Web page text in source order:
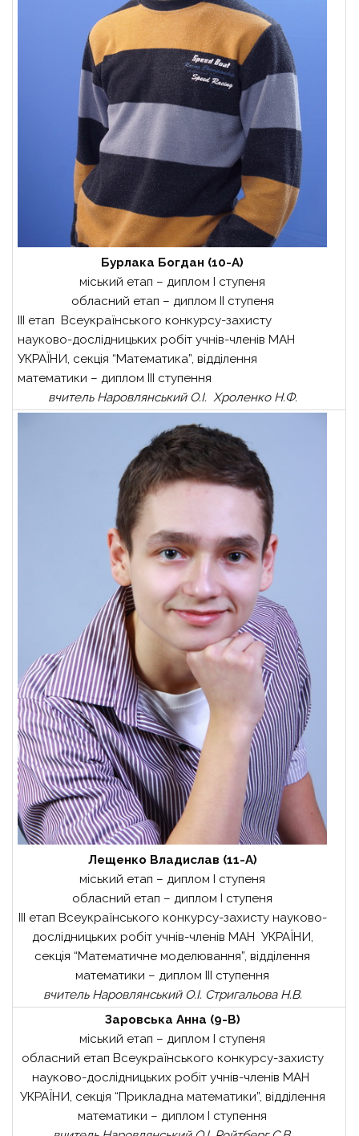
Бурлака Богдан (10-А)
міський етап – диплом І ступеня
обласний етап – диплом ІІ ступеня
ІІІ етап Всеукраїнського конкурсу-захисту
науково-дослідницьких робіт учнів-членів МАН
УКРАЇНИ, секція “Математика”, відділення
математики – диплом ІІІ ступення
вчитель Наровлянський О.І. Хроленко Н.Ф.
Лещенко Владислав (11-А)
міський етап – диплом І ступеня
обласний етап – диплом І ступеня
ІІІ етап Всеукраїнського конкурсу-захисту науково-
дослідницьких робіт учнів-членів МАН УКРАЇНИ,
секція “Математичне моделювання”, відділення
математики – диплом ІІІ ступення
вчитель Наровлянський О.І. Стригальова Н.В.
Заровська Анна (9-В)
міський етап – диплом І ступеня
обласний етап Всеукраїнського конкурсу-захисту
науково-дослідницьких робіт учнів-членів МАН
УКРАЇНИ, секція “Прикладна математики”, відділення
математики – диплом І ступення